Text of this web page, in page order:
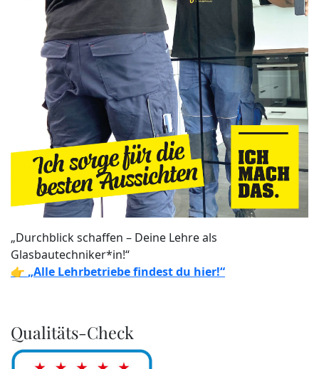
„Durchblick schaffen – Deine Lehre als
Glasbautechniker*in!“
👉 „Alle Lehrbetriebe findest du hier!“
Qualitäts-Check